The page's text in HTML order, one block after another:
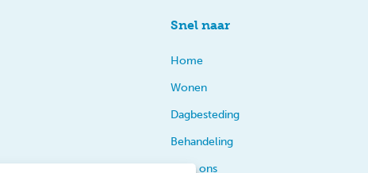
Snel naar
Home
Wonen
Dagbesteding
Behandeling
Over ons